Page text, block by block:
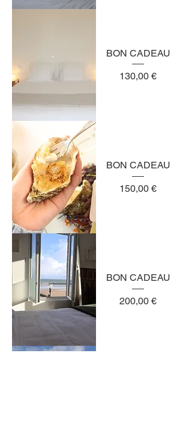
BON CADEAU
Preis
130,00 €
BON CADEAU
Preis
150,00 €
BON CADEAU
Preis
200,00 €